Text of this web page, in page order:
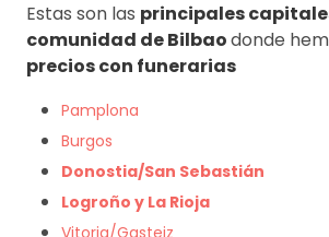
Estas son las principales
comunidad de Bilbaodonde
precios con funerarias
Pamplona
Burgos
Donostia/San Sebastián
Logroño y La Rioja